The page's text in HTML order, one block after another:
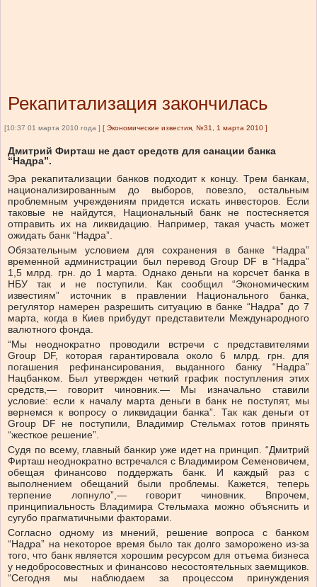
Рекапитализация закончилась
[10:37 01 марта 2010 года ] [ Экономические известия, №31, 1 марта 2010 ]
Дмитрий Фирташ не даст средств для санации банка
“Надра”.
Эра рекапитализации банков подходит к концу. Трем банкам,
национализированным до выборов, повезло, остальным
проблемным учреждениям придется искать инвесторов. Если
таковые не найдутся, Национальный банк не постесняется
отправить их на ликвидацию. Например, такая участь может
ожидать банк “Надра”.
Обязательным условием для сохранения в банке “Надра”
временной администрации был перевод Group DF в “Надра”
1,5 млрд. грн. до 1 марта. Однако деньги на корсчет банка в
НБУ так и не поступили. Как сообщил “Экономическим
известиям” источник в правлении Национального банка,
регулятор намерен разрешить ситуацию в банке “Надра” до 7
марта, когда в Киев прибудут представители Международного
валютного фонда.
“Мы неоднократно проводили встречи с представителями
Group DF, которая гарантировала около 6 млрд. грн. для
погашения рефинансирования, выданного банку “Надра”
Нацбанком. Был утвержден четкий график поступления этих
средств,— говорит чиновник.— Мы изначально ставили
условие: если к началу марта деньги в банк не поступят, мы
вернемся к вопросу о ликвидации банка”. Так как деньги от
Group DF не поступили, Владимир Стельмах готов принять
“жесткое решение”.
Судя по всему, главный банкир уже идет на принцип. “Дмитрий
Фирташ неоднократно встречался с Владимиром Семеновичем,
обещая финансово поддержать банк. И каждый раз с
выполнением обещаний были проблемы. Кажется, теперь
терпение лопнуло”,— говорит чиновник. Впрочем,
принципиальность Владимира Стельмаха можно объяснить и
сугубо прагматичными факторами.
Согласно одному из мнений, решение вопроса с банком
“Надра” на некоторое время было так долго заморожено из-за
того, что банк является хорошим ресурсом для отъема бизнеса
у недобросовестных и финансово несостоятельных заемщиков.
“Сегодня мы наблюдаем за процессом принуждения